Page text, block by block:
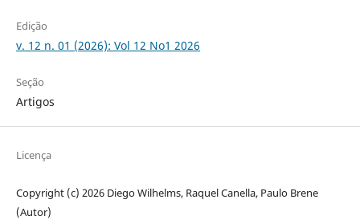
Edição
v. 12 n. 01 (2026): Vol 12 No1 2026
Seção
Artigos
Licença
Copyright (c) 2026 Diego Wilhelms, Raquel Canella, Paulo Brene
(Autor)